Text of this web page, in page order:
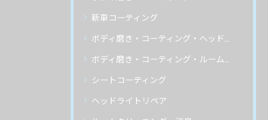
新車コーティング
ボディ磨き・コーティング・ヘッドライトリペア
ボディ磨き・コーティング・ルームクリーニング
シートコーティング
ヘッドライトリペア